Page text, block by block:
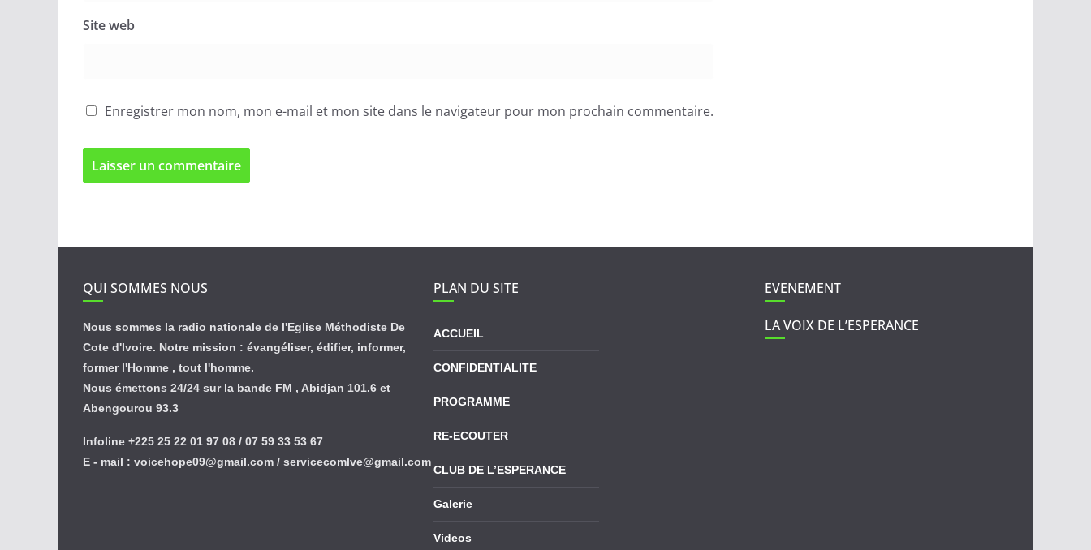
Site web
Enregistrer mon nom, mon e-mail et mon site dans le navigateur pour mon prochain commentaire.
QUI SOMMES NOUS
Nous sommes la radio nationale de l'Eglise Méthodiste De
Cote d'Ivoire. Notre mission : évangéliser, édifier, informer,
former l'Homme , tout l'homme.
Nous émettons 24/24 sur la bande FM , Abidjan 101.6 et
Abengourou 93.3
Infoline +225 25 22 01 97 08 / 07 59 33 53 67
E - mail : voicehope09@gmail.com / servicecomlve@gmail.com
PLAN DU SITE
ACCUEIL
CONFIDENTIALITE
PROGRAMME
RE-ECOUTER
CLUB DE L’ESPERANCE
Galerie
Videos
EVENEMENT
LA VOIX DE L’ESPERANCE